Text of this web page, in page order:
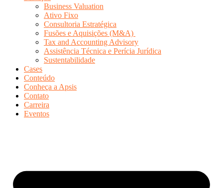
Business Valuation
Ativo Fixo
Consultoria Estratégica
Fusões e Aquisições (M&A)
Tax and Accounting Advisory
Assistência Técnica e Perícia Jurídica
Sustentabilidade
Cases
Conteúdo
Conheça a Apsis
Contato
Carreira
Eventos